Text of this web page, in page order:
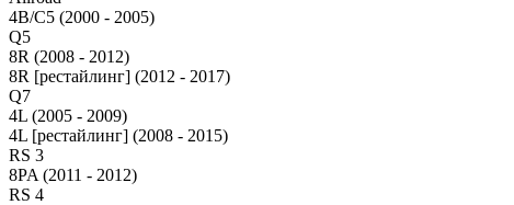
4B/C5 (2000 - 2005)
Q5
8R (2008 - 2012)
8R [рестайлинг] (2012 - 2017)
Q7
4L (2005 - 2009)
4L [рестайлинг] (2008 - 2015)
RS 3
8PA (2011 - 2012)
RS 4